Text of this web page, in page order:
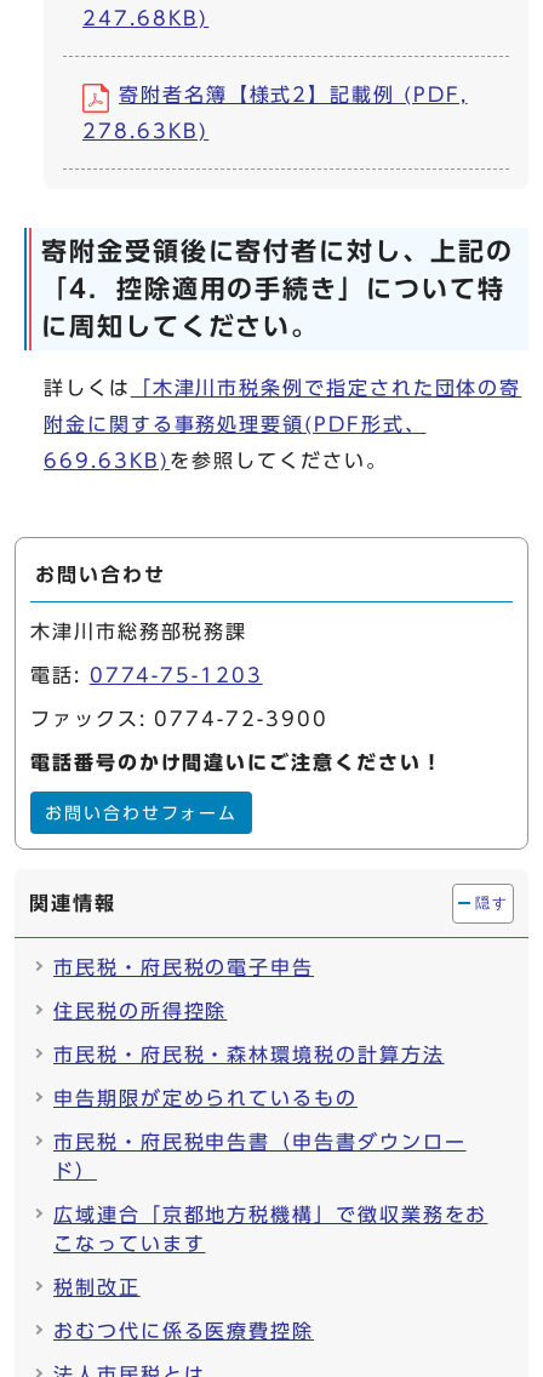
247.68KB)
寄附者名簿【様式2】記載例 (PDF,
278.63KB)
寄附金受領後に寄付者に対し、上記の
「4．控除適用の手続き」について特
に周知してください。
詳しくは
「木津川市税条例で指定された団体の寄
附金に関する事務処理要領(PDF形式、
669.63KB) を参照してください。
お問い合わせ
木津川市総務部税務課
電話: 0774-75-1203
ファックス: 0774-72-3900
電話番号のかけ間違いにご注意ください！
お問い合わせフォーム
関連情報 隠す
市民税・府民税の電子申告
住民税の所得控除
市民税・府民税・森林環境税の計算方法
申告期限が定められているもの
市民税・府民税申告書（申告書ダウンロー
ド）
広域連合「京都地方税機構」で徴収業務をお
こなっています
税制改正
おむつ代に係る医療費控除